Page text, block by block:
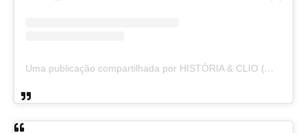
Uma publicação compartilhada por HISTÓRIA & CLIO (@historiaeclio)